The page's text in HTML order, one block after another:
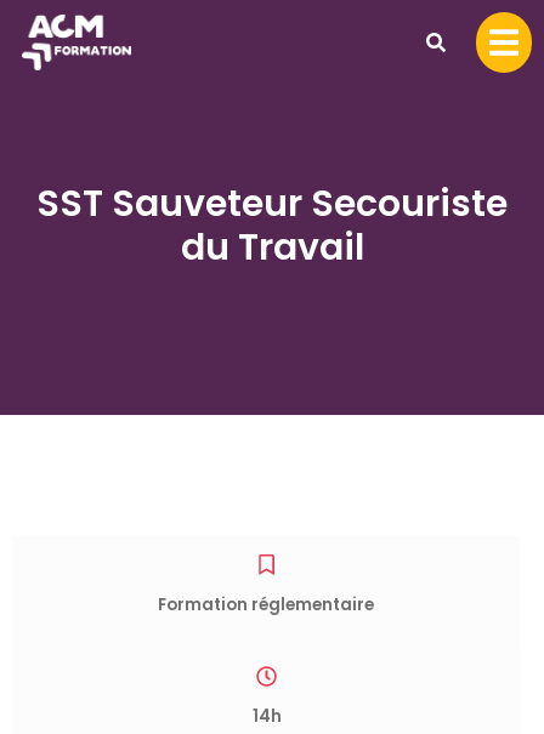
SST Sauveteur Secouriste
du Travail
Formation réglementaire
14h